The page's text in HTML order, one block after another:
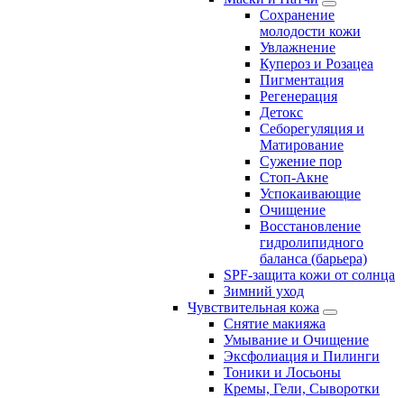
Сохранение
молодости кожи
Увлажнение
Купероз и Розацеа
Пигментация
Регенерация
Детокс
Себорегуляция и
Матирование
Сужение пор
Стоп-Акне
Успокаивающие
Очищение
Восстановление
гидролипидного
баланса (барьера)
SPF-защита кожи от солнца
Зимний уход
Чувствительная кожа
Снятие макияжа
Умывание и Очищение
Эксфолиация и Пилинги
Тоники и Лосьоны
Кремы, Гели, Сыворотки